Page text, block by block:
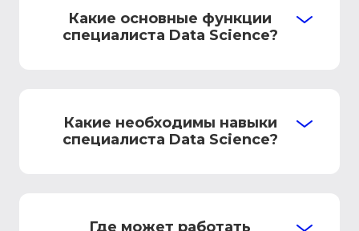
Какие основные функции
специалиста Data Science?
Какие необходимы навыки
специалиста Data Science?
Где может работать